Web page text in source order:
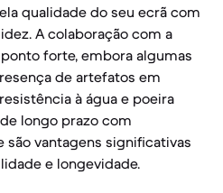
qualidade do seu ecrã com
A colaboração com a
forte, embora algumas
de artefatos em
à água e poeira
longo prazo com
vantagens significativas
e longevidade.